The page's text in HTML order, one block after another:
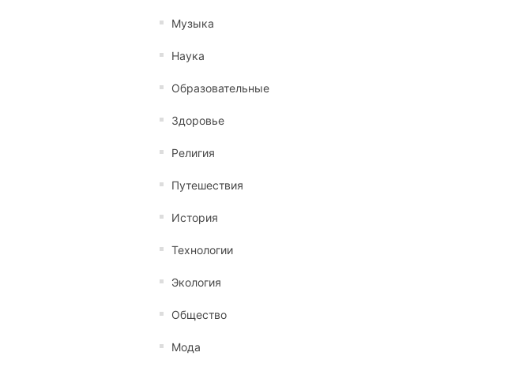
Музыка
Наука
Образовательные
Здоровье
Религия
Путешествия
История
Технологии
Экология
Общество
Мода